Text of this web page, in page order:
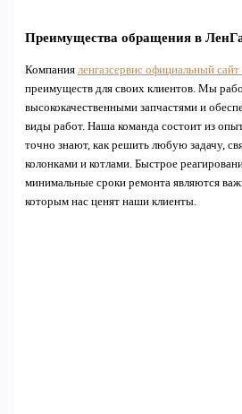
Преимущества обращения в
Компания ленгазсервис официальный сайт
преимуществ для своих клиентов. Мы
высококачественными запчастями и
виды работ. Наша команда состоит из
точно знают, как решить любую задачу,
колонками и котлами. Быстрое
минимальные сроки ремонта являются
которым нас ценят наши клиенты.